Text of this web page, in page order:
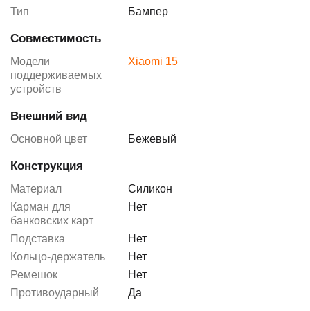
Тип
Бампер
Совместимость
Модели
поддерживаемых
устройств
Xiaomi 15
Внешний вид
Основной цвет Бежевый
Конструкция
Материал
Силикон
Карман для
банковских карт
Нет
Подставка
Нет
Кольцо-держатель
Нет
Ремешок
Нет
Противоударный
Да